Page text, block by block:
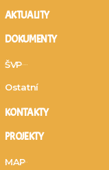
AKTUALITY
DOKUMENTY
ŠVP
Ostatní
KONTAKTY
PROJEKTY
MAP